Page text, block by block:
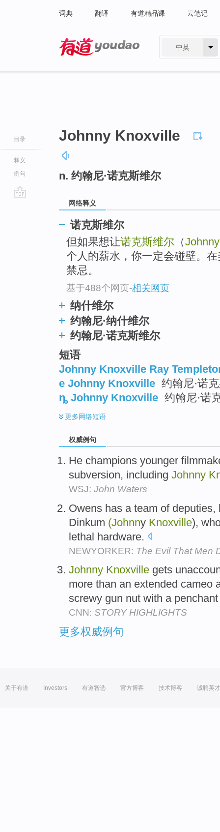
词典 翻译 有道精品课 云笔记
中英
目录
释义
例句
Johnny Knoxville
n. 约翰尼·诺克斯维尔
网络释义
诺克斯维尔
但如果想让诺克斯维尔 （
个人的薪水，你一定会碰壁。
禁忌。
基于488个网页-相关网页
纳什维尔
约翰尼·纳什维尔
约翰尼·诺克斯维尔
短语
Johnny Knoxville Ray
e Johnny Knoxville 约翰尼·诺
ȵ Johnny Knoxville 约翰尼·诺
更多网络短语
权威例句
He champions younger
subversion, including Johnny
WSJ: John Waters
Owens has a team of
Dinkum (Johnny Knoxville),
lethal hardware.
NEWYORKER: The Evil That Men
Johnny Knoxville gets
more than an extended cameo
screwy gun nut with a
CNN: STORY HIGHLIGHTS
更多权威例句
关于有道 Investors 有道智选 官方博客 技术博客 诚聘英才